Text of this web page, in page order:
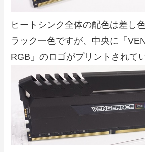
ヒートシンク全体の配色は差し
ラック一色ですが、中央に「
RGB」のロゴがプリントされて